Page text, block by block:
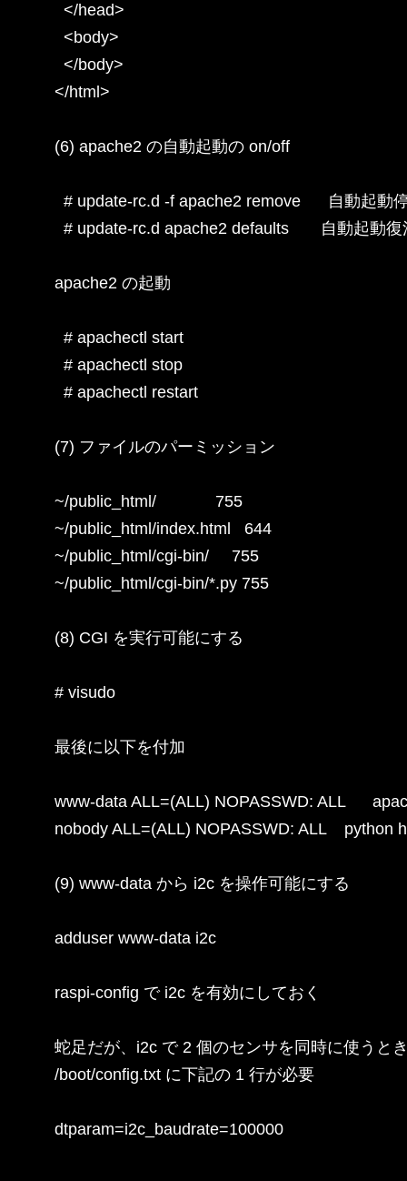
  </head>
  <body>
  </body>
</html>
(6) apache2 の自動起動の on/off
# update-rc.d -f apache2 remove      自動起動停
# update-rc.d apache2 defaults       自動起動
apache2 の起動
  # apachectl start
  # apachectl stop
  # apachectl restart
(7) ファイルのパーミッション
~/public_html/             755
~/public_html/index.html   644
~/public_html/cgi-bin/     755
~/public_html/cgi-bin/*.py 755
(8) CGI を実行可能にする
# visudo
最後に以下を付加
www-data ALL=(ALL) NOPASSWD: ALL
nobody ALL=(ALL) NOPASSWD: ALL    python
(9) www-data から i2c を操作可能にする
adduser www-data i2c
raspi-config で i2c を有効にしておく
蛇足だが、i2c で 2 個のセンサを同時に使うと
/boot/config.txt に下記の 1 行が必要
dtparam=i2c_baudrate=100000